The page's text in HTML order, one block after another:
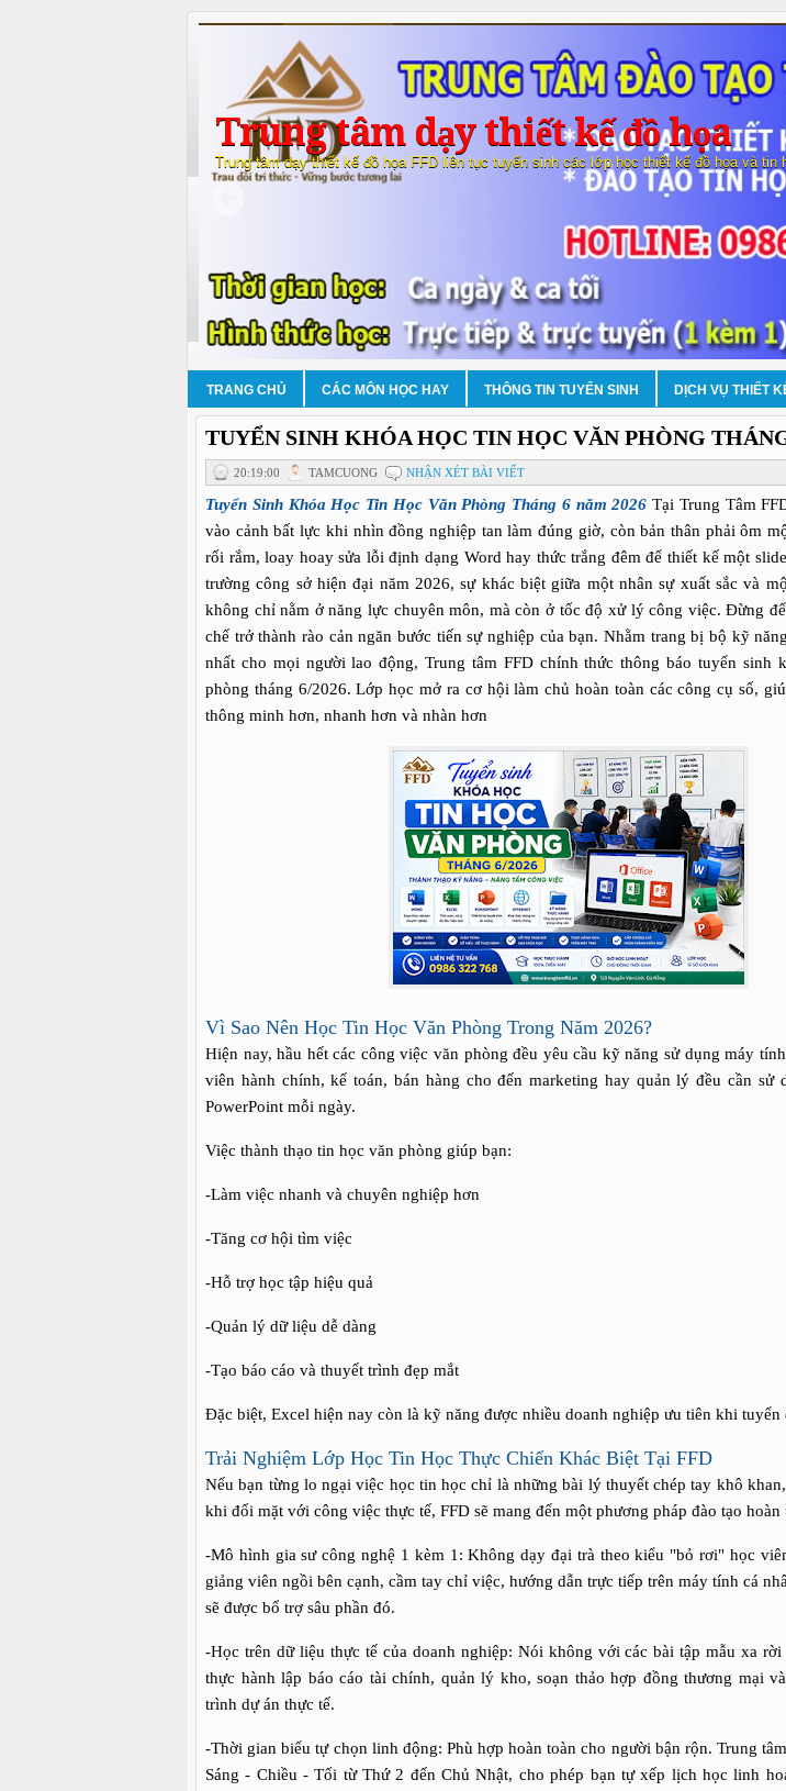
Trung tâm dạy thiết kế đồ họa
Trung tâm dạy thiết kế đồ họa FFD liên tục tuyển sinh các lớp học thiết kế đồ họa và tin
TRANG CHỦ CÁC MÔN HỌC HAY THÔNG TIN TUYỂN SINH DỊCH VỤ THIẾT
TUYỂN SINH KHÓA HỌC TIN HỌC VĂN PHÒNG
20:19:00 TAMCUONG NHẬN XÉT BÀI VIẾT
Tuyển Sinh Khóa Học Tin Học Văn Phòng Tháng 6 năm 2026 Tại Trung Tâm
vào cảnh bất lực khi nhìn đồng nghiệp tan làm đúng giờ, còn bản thân phải ôm
rối rắm, loay hoay sửa lỗi định dạng Word hay thức trắng đêm để thiết kế một
trường công sở hiện đại năm 2026, sự khác biệt giữa một nhân sự xuất sắc và
không chỉ nằm ở năng lực chuyên môn, mà còn ở tốc độ xử lý công việc. Đừng
chế trở thành rào cản ngăn bước tiến sự nghiệp của bạn. Nhằm trang bị bộ kỹ
nhất cho mọi người lao động, Trung tâm FFD chính thức thông báo tuyển sinh
phòng tháng 6/2026. Lớp học mở ra cơ hội làm chủ hoàn toàn các công cụ số,
thông minh hơn, nhanh hơn và nhàn hơn
Vì Sao Nên Học Tin Học Văn Phòng Trong Năm 2026?
Hiện nay, hầu hết các công việc văn phòng đều yêu cầu kỹ năng sử dụng máy
viên hành chính, kế toán, bán hàng cho đến marketing hay quản lý đều cần sử
PowerPoint mỗi ngày.
Việc thành thạo tin học văn phòng giúp bạn:
-Làm việc nhanh và chuyên nghiệp hơn
-Tăng cơ hội tìm việc
-Hỗ trợ học tập hiệu quả
-Quản lý dữ liệu dễ dàng
-Tạo báo cáo và thuyết trình đẹp mắt
Đặc biệt, Excel hiện nay còn là kỹ năng được nhiều doanh nghiệp ưu tiên khi tuyển
Trải Nghiệm Lớp Học Tin Học Thực Chiến Khác Biệt Tại FFD
Nếu bạn từng lo ngại việc học tin học chỉ là những bài lý thuyết chép tay khô
khi đối mặt với công việc thực tế, FFD sẽ mang đến một phương pháp đào tạo hoàn
-Mô hình gia sư công nghệ 1 kèm 1: Không dạy đại trà theo kiểu "bỏ rơi" học
giảng viên ngồi bên cạnh, cầm tay chỉ việc, hướng dẫn trực tiếp trên máy tính cá
sẽ được bổ trợ sâu phần đó.
-Học trên dữ liệu thực tế của doanh nghiệp: Nói không với các bài tập mẫu xa rời
thực hành lập báo cáo tài chính, quản lý kho, soạn thảo hợp đồng thương mại
trình dự án thực tế.
-Thời gian biểu tự chọn linh động: Phù hợp hoàn toàn cho người bận rộn. Trung
Sáng - Chiều - Tối từ Thứ 2 đến Chủ Nhật, cho phép bạn tự xếp lịch học linh